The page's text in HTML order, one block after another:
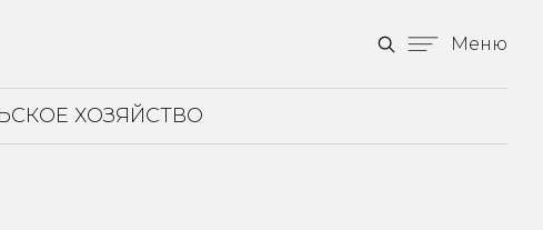
Меню
ХОЗЯЙСТВО